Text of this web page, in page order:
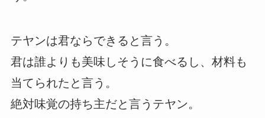
テヤンは君ならできると言う。
君は誰よりも美味しそうに食べるし、材料も
当てられたと言う。
絶対味覚の持ち主だと言うテヤン。